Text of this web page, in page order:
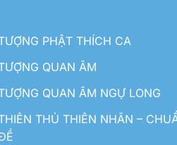
PHẬT THÍCH CA
QUAN ÂM
QUAN ÂM NGỰ LONG
THỦ THIÊN NHÃN –